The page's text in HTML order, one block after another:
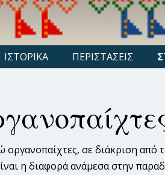
ΙΣΤΟΡΙΚΑ ΠΕΡΙΣΤΑΣΕΙΣ
οργανοπαίχτες, σε διάκριση από
η διαφορά ανάμεσα στην